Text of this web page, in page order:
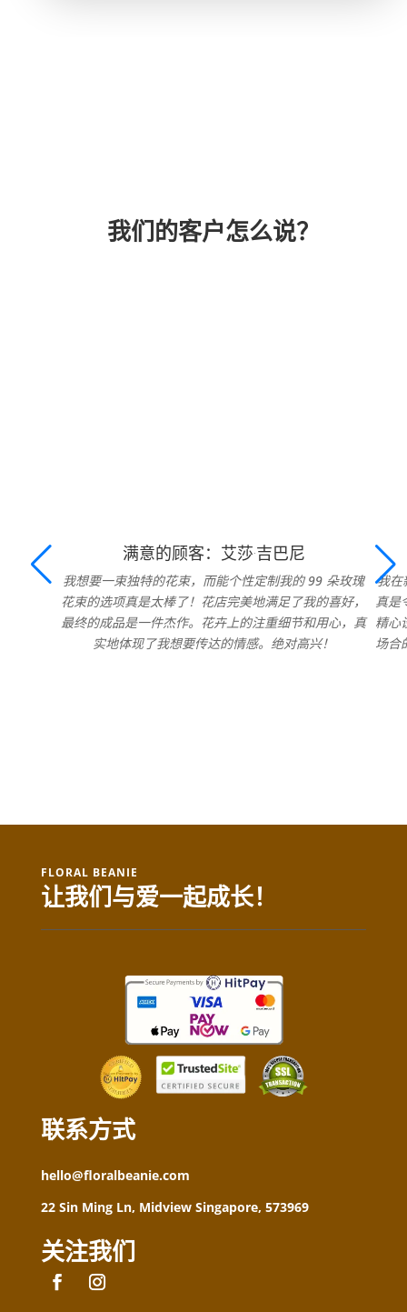
我们的客户怎么说？
满意的顾客：艾莎·吉巴尼
我想要一束独特的花束，而能个性定制我的 99 朵玫瑰
花束的选项真是太棒了！花店完美地满足了我的喜好，
最终的成品是一件杰作。花卉上的注重细节和用心，真
实地体现了我想要传达的情感。绝对高兴！
我在
真是
精心
场合
FLORAL BEANIE
让我们与爱一起成长！
联系方式
hello@floralbeanie.com
22 Sin Ming Ln, Midview Singapore, 573969
关注我们